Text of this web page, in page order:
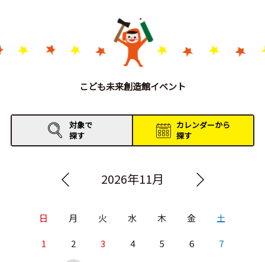
こども未来創造館イベント
対象で
探す
カレンダーから
探す
2026年11月
日 月 火 水 木 金 土
1 2 3 4 5 6 7